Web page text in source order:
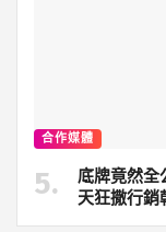
合作媒體
底牌竟然全
天狂撒行銷